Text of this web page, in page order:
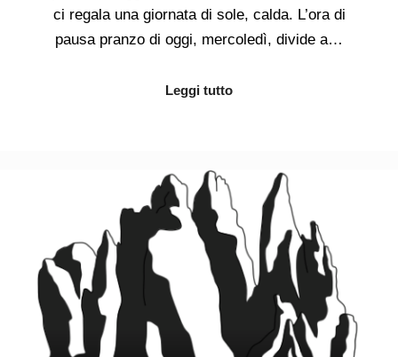
ci regala una giornata di sole, calda. L’ora di
pausa pranzo di oggi, mercoledì, divide a…
Leggi tutto